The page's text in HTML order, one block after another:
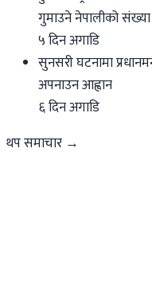
गुमाउने नेपालीको
५ दिन अगाडि
सुनसरी घटनामा
अपनाउन आह्वान
६ दिन अगाडि
थप समाचार →